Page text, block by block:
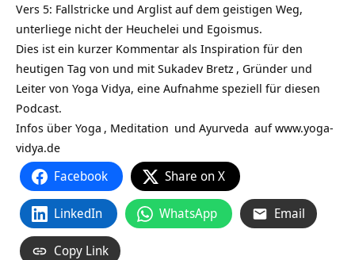
Vers 5: Fallstricke und Arglist auf dem geistigen Weg,
unterliege nicht der Heuchelei und Egoismus.
Dies ist ein kurzer Kommentar als Inspiration für den
heutigen Tag von und mit Sukadev Bretz , Gründer und
Leiter von Yoga Vidya, eine Aufnahme speziell für diesen
Podcast.
Infos über Yoga , Meditation und Ayurveda aufwww.yoga-
vidya.de
Facebook Share on X
LinkedIn WhatsApp Email
Copy Link